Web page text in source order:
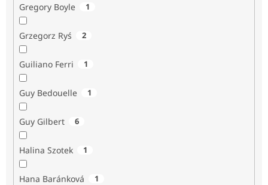
Gregory Boyle 1
Grzegorz Ryś 2
Guiliano Ferri 1
Guy Bedouelle 1
Guy Gilbert 6
Halina Szotek 1
Hana Baránková 1